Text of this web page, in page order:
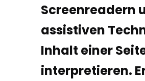
Screenreadern
assistiven
Inhalt einer
interpretieren.